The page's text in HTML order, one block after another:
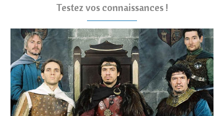
Testez vos connaissances !